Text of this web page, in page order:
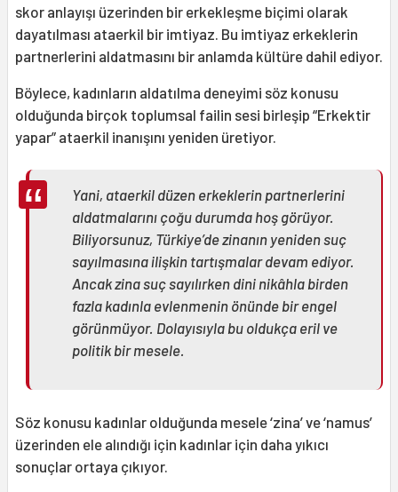
skor anlayışı üzerinden bir erkekleşme biçimi olarak
dayatılması ataerkil bir imtiyaz. Bu imtiyaz erkeklerin
partnerlerini aldatmasını bir anlamda kültüre dahil ediyor.
Böylece, kadınların aldatılma deneyimi söz konusu
olduğunda birçok toplumsal failin sesi birleşip “Erkektir
yapar” ataerkil inanışını yeniden üretiyor.
Yani, ataerkil düzen erkeklerin partnerlerini
aldatmalarını çoğu durumda hoş görüyor.
Biliyorsunuz, Türkiye’de zinanın yeniden suç
sayılmasına ilişkin tartışmalar devam ediyor.
Ancak zina suç sayılırken dini nikâhla birden
fazla kadınla evlenmenin önünde bir engel
görünmüyor. Dolayısıyla bu oldukça eril ve
politik bir mesele.
Söz konusu kadınlar olduğunda mesele ‘zina’ ve ‘namus’
üzerinden ele alındığı için kadınlar için daha yıkıcı
sonuçlar ortaya çıkıyor.